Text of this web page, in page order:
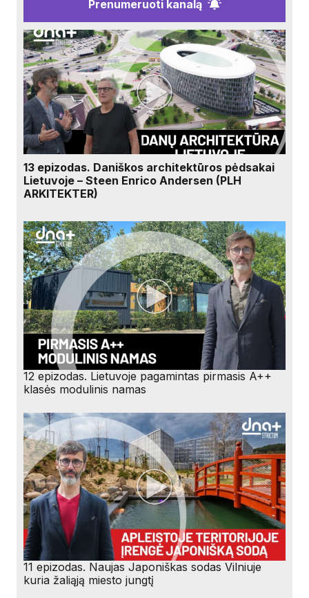
Prenumeruoti kanalą
13 epizodas. Daniškos architektūros pėdsakai
Lietuvoje – Steen Enrico Andersen (PLH
ARKITEKTER)
12 epizodas. Lietuvoje pagamintas pirmasis A++
klasės modulinis namas
11 epizodas. Naujas Japoniškas sodas Vilniuje
kuria žaliąją miesto jungtį